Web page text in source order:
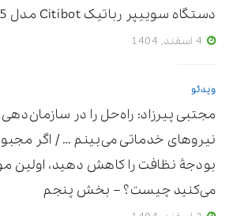
دستگاه سوییپر رباتیک Citibot مدل CRW160 – 15
ویدئو
مجتبی پیرزاد: راه‌حل را در
نیروهای خدماتی می‌بینم … / اگر
بودجۀ نظافت را کاهش دهید، اولین
می‌کنید چیست؟ – بخش پنجم